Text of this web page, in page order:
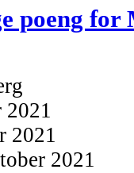
poeng for
2021
2021
2021